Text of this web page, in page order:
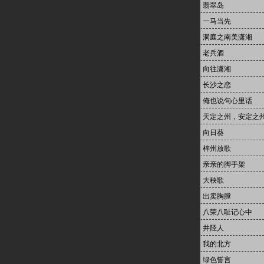
翡翠岛
一马当先
洞庭之南美潇湘
老兵酒
向往潇湘
长沙之恋
俺也说句心里话
天定之州，安定之
向日葵
梓州放歌
亲亲的脚手架
大秧歌
出卖胸膛
八荣八耻记心中
井陉人
我的北方
绿色誓言